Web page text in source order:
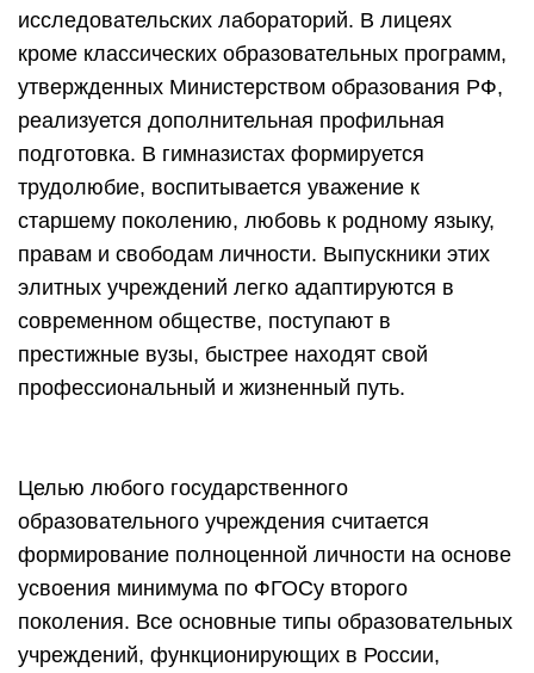
исследовательских лабораторий. В лицеях
кроме классических образовательных программ,
утвержденных Министерством образования РФ,
реализуется дополнительная профильная
подготовка. В гимназистах формируется
трудолюбие, воспитывается уважение к
старшему поколению, любовь к родному языку,
правам и свободам личности. Выпускники этих
элитных учреждений легко адаптируются в
современном обществе, поступают в
престижные вузы, быстрее находят свой
профессиональный и жизненный путь.
Целью любого государственного
образовательного учреждения считается
формирование полноценной личности на основе
усвоения минимума по ФГОСу второго
поколения. Все основные типы образовательных
учреждений, функционирующих в России,